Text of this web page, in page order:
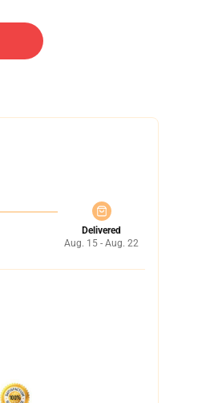
Delivered
Aug. 15 - Aug. 22